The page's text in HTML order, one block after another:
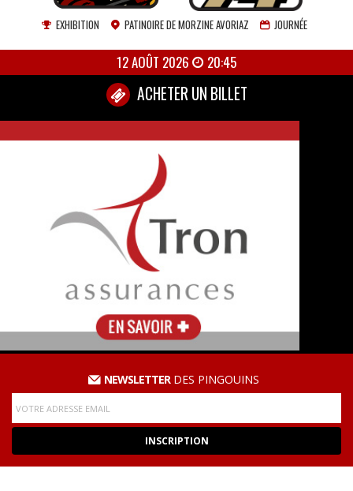
EXHIBITION PATINOIRE DE MORZINE AVORIAZ JOURNÉE
12 AOÛT 2026 20:45
ACHETER UN BILLET
NEWSLETTERDES PINGOUINS